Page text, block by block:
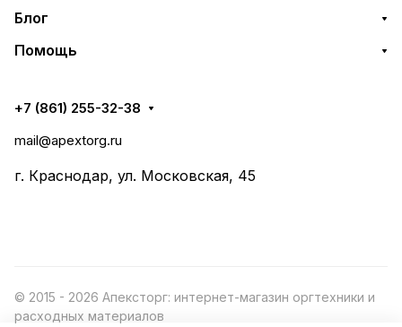
Блог
Помощь
+7 (861) 255-32-38
mail@apextorg.ru
г. Краснодар, ул. Московская, 45
© 2015 - 2026 Апексторг: интернет-магазин оргтехники и
расходных материалов